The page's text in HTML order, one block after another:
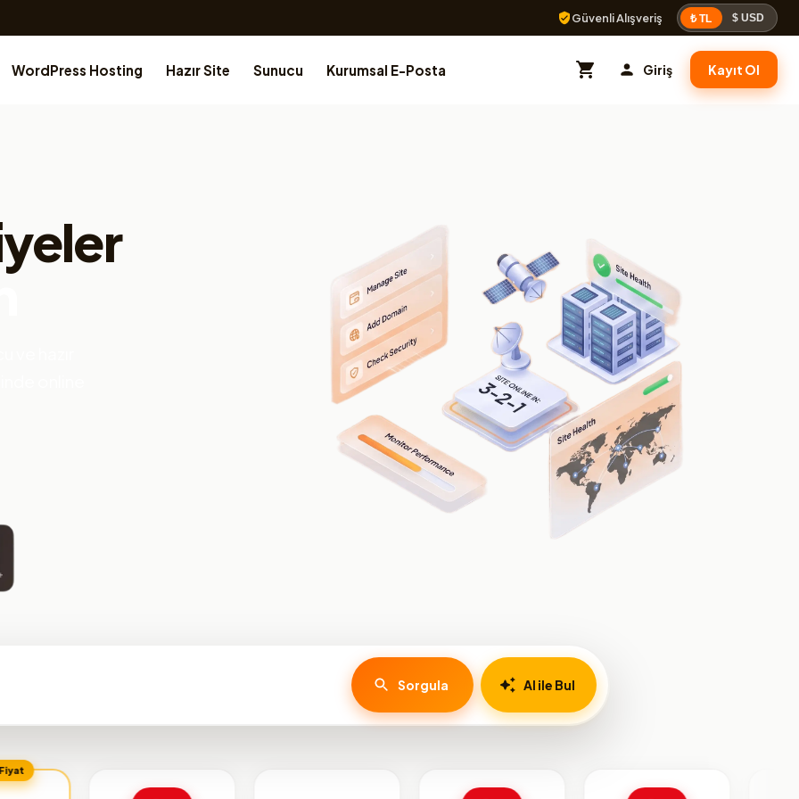
Güvenli Alışveriş ₺ TL $ USD
WordPress Hosting Hazır Site Sunucu Kurumsal E-Posta Giriş Kayıt Ol
Sorgula AI ile Bul